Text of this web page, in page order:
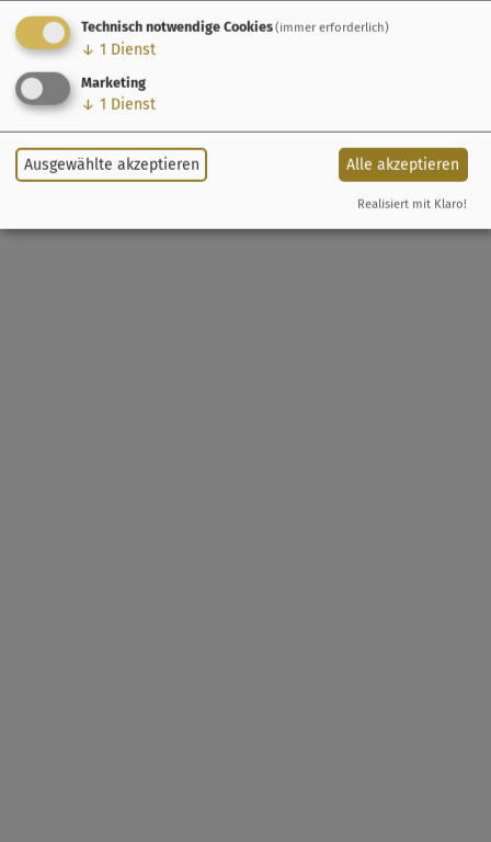
Technisch notwendige Cookies(immer erforderlich)
↓ 1 Dienst
Marketing
↓ 1 Dienst
Ausgewählte akzeptieren Alle akzeptieren
Realisiert mit Klaro!